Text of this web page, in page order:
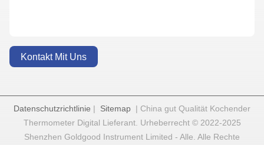
Kontakt Mit Uns
Datenschutzrichtlinie | Sitemap | China gut Qualität Kochender
Thermometer Digital Lieferant. Urheberrecht © 2022-2025
Shenzhen Goldgood Instrument Limited - Alle. Alle Rechte